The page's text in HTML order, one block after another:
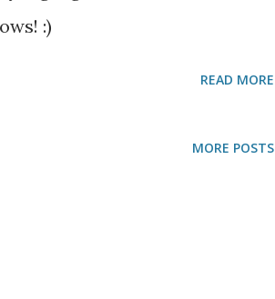
:)
READ MORE
MORE POSTS